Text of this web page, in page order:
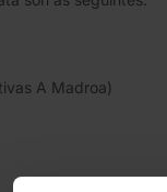
A Madroa)